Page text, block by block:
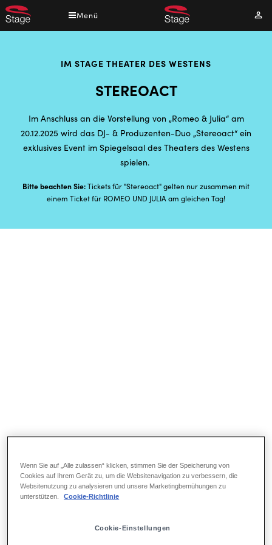
Direkt
zum
Menü
IM STAGE THEATER DES WESTENS
STEREOACT
Im Anschluss an die Vorstellung von „Romeo & Julia“ am
20.12.2025 wird das DJ- & Produzenten-Duo „Stereoact“ ein
exklusives Event im Spiegelsaal des Theaters des Westens
spielen.
Bitte beachten Sie:Tickets für "Stereoact" gelten nur zusammen mit
einem Ticket für ROMEO UND JULIA am gleichen Tag!
Wenn Sie auf „Alle zulassen“ klicken, stimmen Sie der Speicherung von
Cookies auf Ihrem Gerät zu, um die Websitenavigation zu verbessern, die
Websitenutzung zu analysieren und unsere Marketingbemühungen zu
unterstützen.
Cookie-Richtlinie
Cookie-Einstellungen